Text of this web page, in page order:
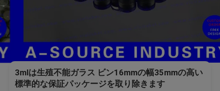
3mlは生殖不能ガラス ビン16mmの幅35mmの高い
標準的な保証パッケージを取り除きます